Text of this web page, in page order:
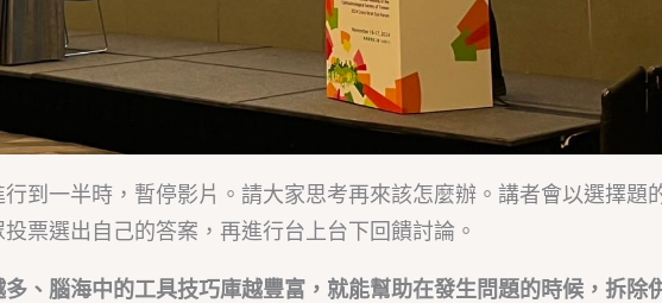
到一半時，暫停影片。請大家思考再來該怎麼辦。講者會以選擇題
票選出自己的答案，再進行台上台下回饋討論。
、腦海中的工具技巧庫越豐富，就能幫助在發生問題的時候，拆除